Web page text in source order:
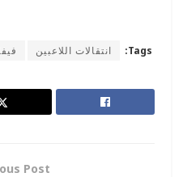
Tags: انتقالات اللاعبين
Post